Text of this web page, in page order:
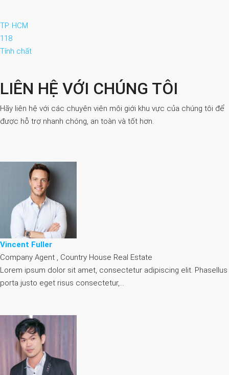
TP. HCM
118
Tính chất
LIÊN HỆ VỚI CHÚNG TÔI
Hãy liên hệ với các chuyên viên môi giới khu vực của chúng tôi để
được hỗ trợ nhanh chóng, an toàn và tốt hơn.
Vincent Fuller
Company Agent , Country House Real Estate
Lorem ipsum dolor sit amet, consectetur adipiscing elit. Phasellus
porta justo eget risus consectetur,…